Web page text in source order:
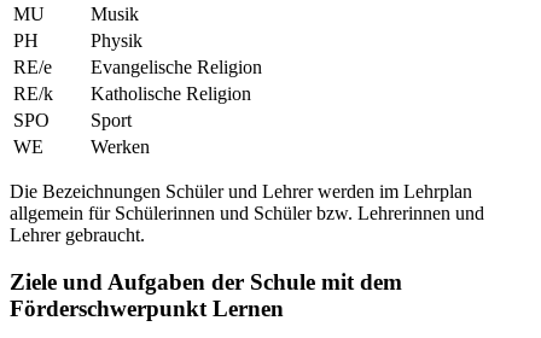
MU
Musik
PH
Physik
RE/e
Evangelische Religion
RE/k
Katholische Religion
SPO
Sport
WE
Werken
Die Bezeichnungen Schüler und Lehrer werden im Lehrplan
allgemein für Schülerinnen und Schüler bzw. Lehrerinnen und
Lehrer gebraucht.
Ziele und Aufgaben der Schule mit dem
Förderschwerpunkt Lernen